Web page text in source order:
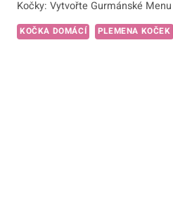
Kočky: Vytvořte Gurmánské
KOČKA DOMÁCÍ PLEMENA KOČEK